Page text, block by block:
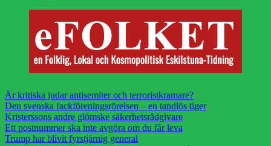
Är kritiska judar antisemiter och terroristkramare?
Den svenska fackföreningsrörelsen – en tandlös tiger
Kristerssons andre glömske säkerhetsrådgivare
Ett postnummer ska inte avgöra om du får leva
Trump har blivit fyrstjärnig general